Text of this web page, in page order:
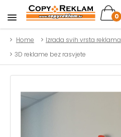
0
Home Izrada svih vrsta reklama
3D reklame bez rasvjete